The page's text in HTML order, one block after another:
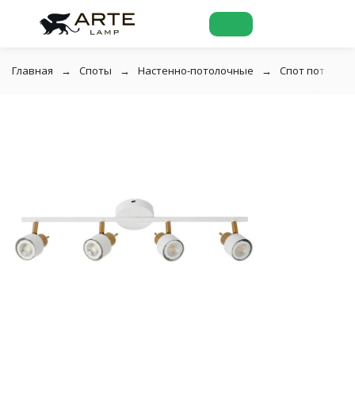
Главная Споты Настенно-потолочные Спот